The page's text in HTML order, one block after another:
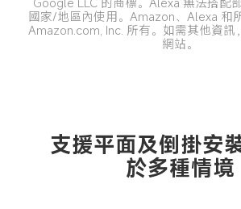
國家/地區內使用。Amazon、Alexa 和
Amazon.com, Inc. 所有。如需其他資訊
網站。
支援平面及倒掛安
於多種情境